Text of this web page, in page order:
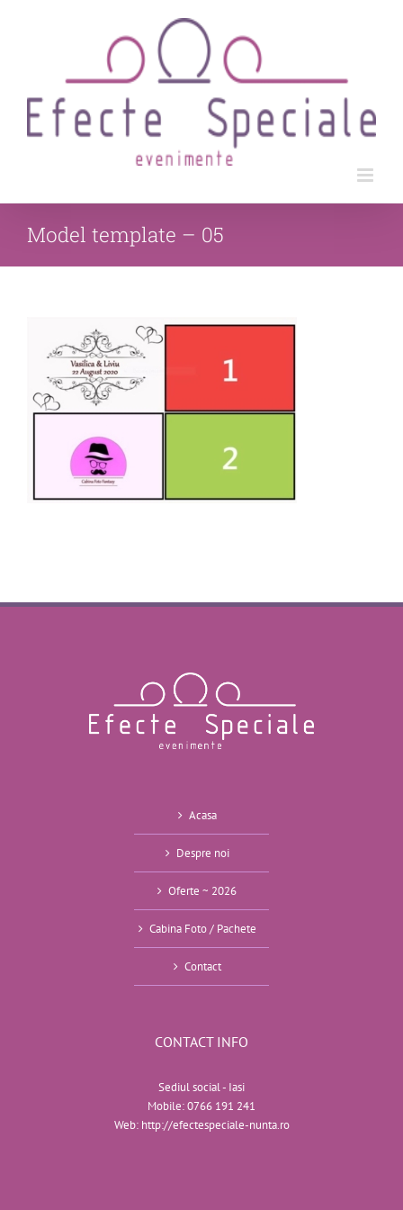
Model template – 05
Acasa
Despre noi
Oferte ~ 2026
Cabina Foto / Pachete
Contact
CONTACT INFO
Sediul social - Iasi
Mobile:0766 191 241
Web: http://efectespeciale-nunta.ro